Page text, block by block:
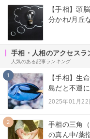
【手相】頭
分かれ/月丘
手相・人相のアクセスラ
人気のある記事ランキング
1
【手相】生
島だと不運
2025年01月22
2
手相の三角
の真ん中/薬